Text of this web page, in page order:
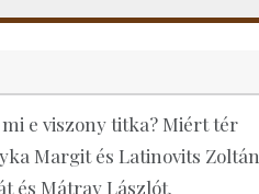
e viszony titka? Miért tér
Margit és Latinovits Zoltán
és Mátray Lászlót.